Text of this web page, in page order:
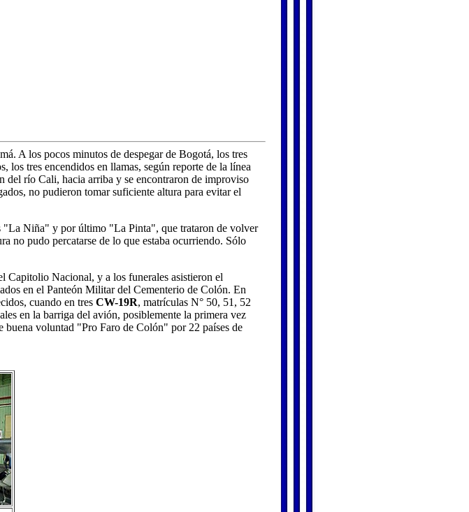
A los pocos minutos de despegar de Bogotá, los tres
los tres encendidos en llamas, según reporte de la línea
del río Cali, hacia arriba y se encontraron de improviso
no pudieron tomar suficiente altura para evitar el
"La Niña" y por último "La Pinta", que trataron de volver
no pudo percatarse de lo que estaba ocurriendo. Sólo
Capitolio Nacional, y a los funerales asistieron el
en el Panteón Militar del Cementerio de Colón. En
cuando en tresCW-19R, matrículas N° 50, 51, 52
en la barriga del avión, posiblemente la primera vez
voluntad "Pro Faro de Colón" por 22 países de